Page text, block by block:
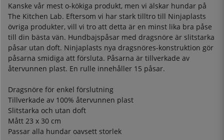
Kanske vår mest o-kökiga produkt, men vi älskar hundar på
The Kitchen Lab. Eftersom vi har stark tilltro till Ninjaplasts
övriga produkter, vill vi tro att detta är en minst lika bra påse
till din bästa vän. Hundbajspåsar med dragsnöre är slitstarka
påsar utan doft. Ninjaplasts nya dragsnöres-konstruktion gör
påsarna smidiga att försluta. Påsarna är tillverkade av
återvunnen plast. En rulle innehåller 15 påsar.
Dragsnöre för enkel förslutning
Tillverkade av 100% återvunnen plast
Slitstarka och utan doft
Mått 23 x 30 cm
Passar alla hundar oavsett storlek